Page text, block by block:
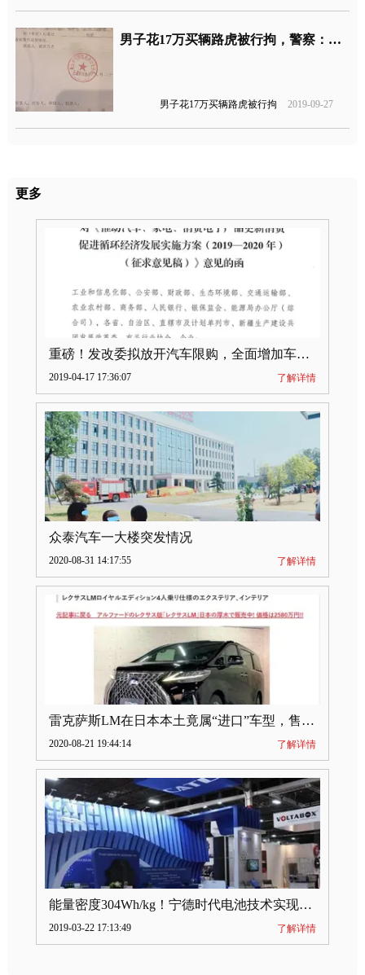
男子花17万买辆路虎被行拘，警察：号牌行驶证都是假的！
男子花17万买辆路虎被行拘 2019-09-27
更多
重磅！发改委拟放开汽车限购，全面增加车牌指标
2019-04-17 17:36:07 了解详情
众泰汽车一大楼突发情况
2020-08-31 14:17:55 了解详情
雷克萨斯LM在日本本土竟属“进口”车型，售价2580万日元
2020-08-21 19:44:14 了解详情
能量密度304Wh/kg！宁德时代电池技术实现突破
2019-03-22 17:13:49 了解详情